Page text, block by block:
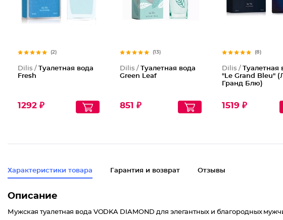
(2)
Dilis / Туалетная вода
Fresh
1292 ₽
(13)
Dilis / Туалетная вода
Green Leaf
851 ₽
(8)
Dilis / Туалетная
"Le Grand Bleu"
Гранд Блю)
1519 ₽
Характеристики товара Гарантия и возврат Отзывы
Описание
Мужская туалетная вода VODKA DIAMOND для элегантных и благородных